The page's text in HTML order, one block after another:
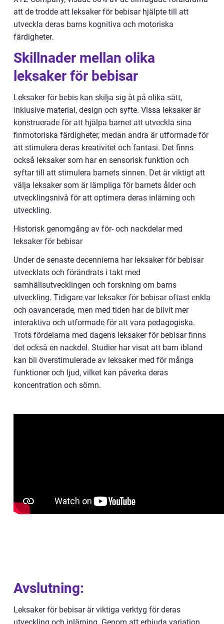
att de trodde att leksaker för bebisar hjälpte till att
utveckla deras barns kognitiva och motoriska
färdigheter.
Skillnader mellan olika
leksaker för bebisar
Leksaker för bebis kan skilja sig åt på olika sätt,
inklusive material, design och syfte. Vissa leksaker är
konstruerade för att hjälpa barnet att utveckla sina
finmotoriska färdigheter, medan andra är utformade för
att stimulera deras kreativitet och fantasi. Det finns
också leksaker som har en sensorisk funktion och
syftar till att stimulera barnets sinnen. Det är viktigt att
välja leksaker som är lämpliga för barnets ålder och
utvecklingsnivå för att optimera deras inlärning och
utveckling.
Historisk genomgång av för- och nackdelar med
leksaker för bebisar
Under de senaste decennierna har leksaker för bebisar
utvecklats och förändrats i takt med
samhällsutvecklingen och forskning om barns
utveckling. Tidigare var leksaker för bebisar oftast enkla
och oavancerade, men med tiden har de blivit mer
interaktiva och utformade för att vara pedagogiska.
Trots fördelarna med dagens leksaker för bebisar finns
det också en nackdel. Studier har visat att barn ibland
kan bli överstimulerade av leksaker med för många
funktioner och ljud, vilket kan påverka deras
koncentration och sömn.
Avslutning:
Leksaker för bebisar är viktiga verktyg för deras